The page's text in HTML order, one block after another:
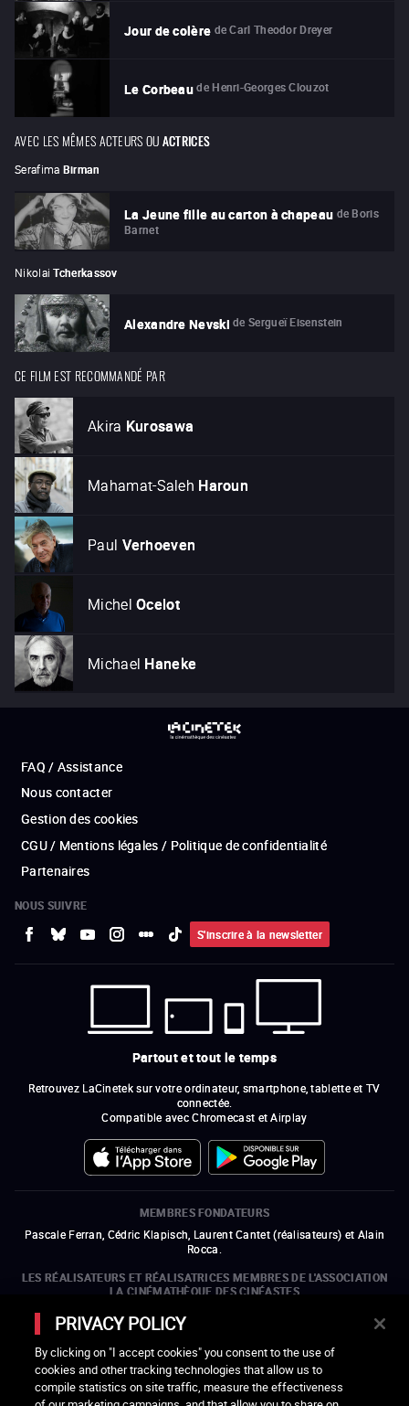
Jour de colère de Carl Theodor Dreyer
Le Corbeau de Henri-Georges Clouzot
AVEC LES MÊMES ACTEURS OUACTRICES
Serafima Birman
La Jeune fille au carton à chapeau de Boris
Barnet
Nikolai Tcherkassov
Alexandre Nevski de Sergueï Eisenstein
CE FILM EST RECOMMANDÉ PAR
Akira Kurosawa
Mahamat-Saleh Haroun
Paul Verhoeven
Michel Ocelot
Michael Haneke
FAQ / Assistance
Nous contacter
Gestion des cookies
CGU / Mentions légales / Politique de confidentialité
Partenaires
NOUS SUIVRE
S'inscrire à la newsletter
Partout et tout le temps
Retrouvez LaCinetek sur votre ordinateur, smartphone, tablette et TV
connectée.
Compatible avec Chromecast et Airplay
MEMBRES FONDATEURS
Pascale Ferran, Cédric Klapisch, Laurent Cantet (réalisateurs) et Alain
Rocca.
LES RÉALISATEURS ET RÉALISATRICES MEMBRES DE L'ASSOCIATION
LA CINÉMATHÈQUE DES CINÉASTES
Olivier Assayas, Bertrand Bonello, Michel Hazanavicius (représentant de
l'ARP), Rebecca Zlotowski et Mikael Buch (représentant de la SRF)
LES ORGANISMES MEMBRES DE L'ASSOCIATION LA CINÉMATHÈQUE
DES CINÉASTES
PRIVACY POLICY
By clicking on "I accept cookies" you consent to the use of
cookies and other tracking technologies that allow us to
compile statistics on site traffic, measure the effectiveness